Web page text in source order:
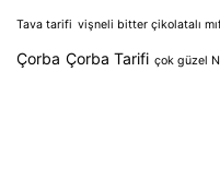
Tava tarifi vişneli bitter çikolatalı
Çorba Çorba Tarifi çok güzel